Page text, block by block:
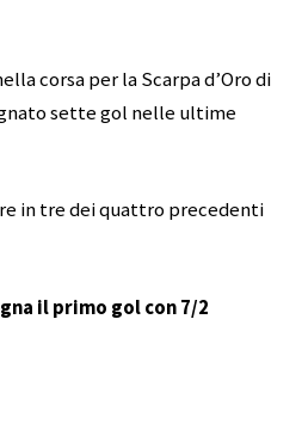
corsa per la Scarpa d’Oro di
sette gol nelle ultime
in tre dei quattro precedenti
il primo gol con 7/2